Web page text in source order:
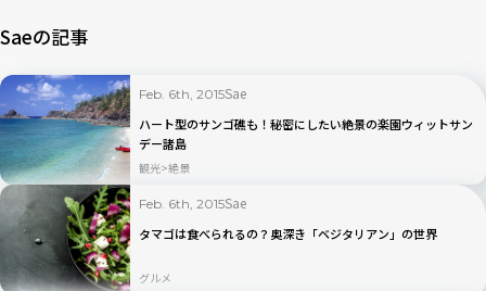
Saeの記事
Feb. 6th, 2015Sae
ハート型のサンゴ礁も！秘密にしたい絶景の楽園ウィットサン
デー諸島
観光 絶景
Feb. 6th, 2015Sae
タマゴは食べられるの？奥深き「ベジタリアン」の世界
グルメ